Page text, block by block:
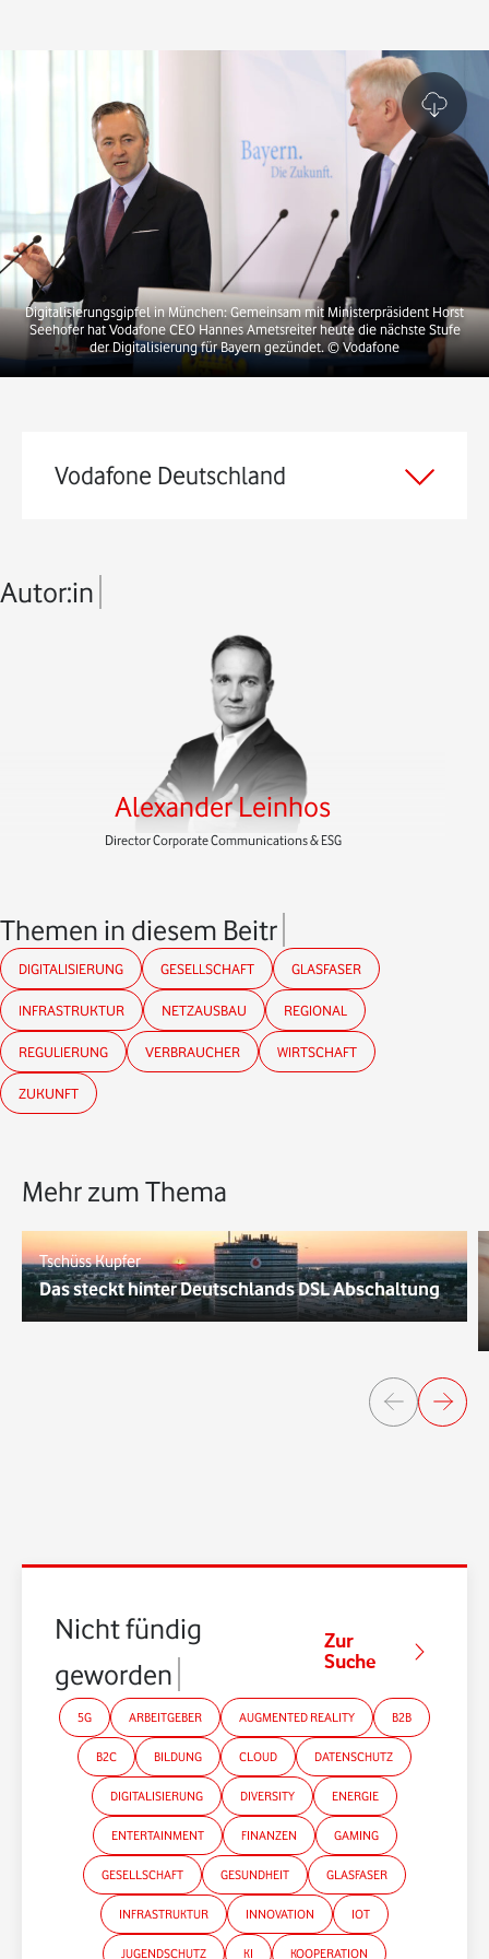
Digitalisierungsgipfel in München: Gemeinsam mit Ministerpräsident Horst
Seehofer hat Vodafone CEO Hannes Ametsreiter heute die nächste Stufe
der Digitalisierung für Bayern gezündet. © Vodafone
Vodafone Deutschland
Autor:in
Alexander Leinhos
Director Corporate Communications & ESG
Themen in diesem Beitrag
DIGITALISIERUNG GESELLSCHAFT GLASFASER
INFRASTRUKTUR NETZAUSBAU REGIONAL
REGULIERUNG VERBRAUCHER WIRTSCHAFT
ZUKUNFT
Mehr zum Thema
Tschüss Kupfer
Das steckt hinter Deutschlands DSL Abschaltung
Nicht fündig
geworden?
Zur
Suche
5G ARBEITGEBER AUGMENTED REALITY B2B
B2C BILDUNG CLOUD DATENSCHUTZ
DIGITALISIERUNG DIVERSITY ENERGIE
ENTERTAINMENT FINANZEN GAMING
GESELLSCHAFT GESUNDHEIT GLASFASER
INFRASTRUKTUR INNOVATION IOT
JUGENDSCHUTZ KI KOOPERATION